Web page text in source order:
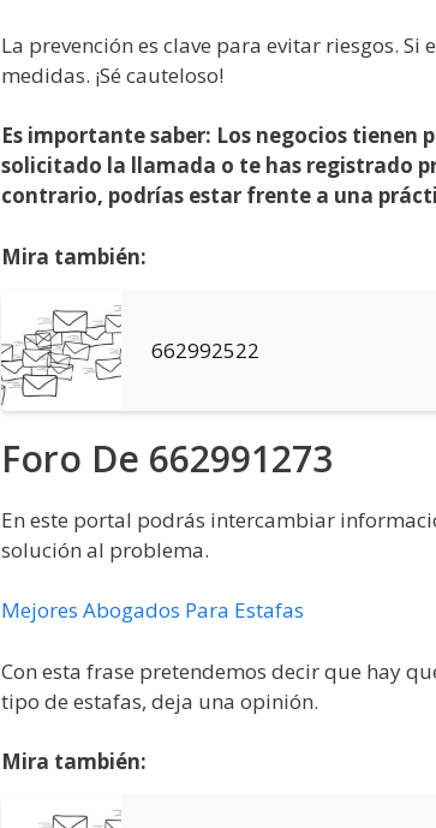
La prevención es clave para evitar riesgos.
medidas. ¡Sé cauteloso!
Es importante saber: Los negocios
solicitado la llamada o te has registrado
contrario, podrías estar frente a una
Mira también:
662992522
Foro De 662991273
En este portal podrás intercambiar
solución al problema.
Mejores Abogados Para Estafas
Con esta frase pretendemos decir que hay
tipo de estafas, deja una opinión.
Mira también: